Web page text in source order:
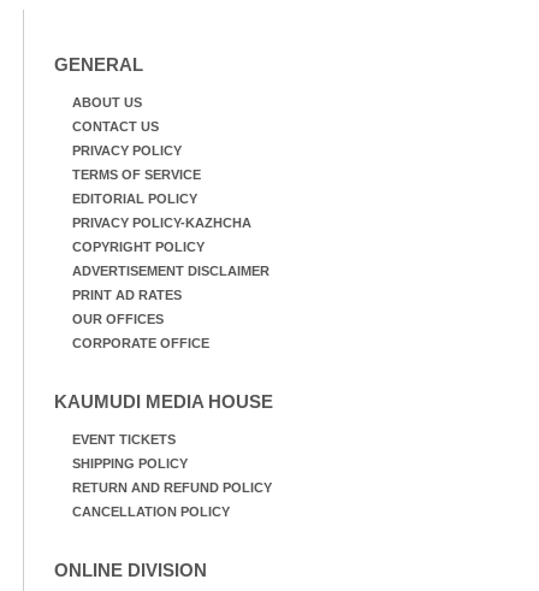
ജീവന് വേണ്ടിയായി ഓട്ടം.
വാത്തുരുത്തിയിൽ
GENERAL
ABOUT US
CONTACT US
PRIVACY POLICY
TERMS OF SERVICE
EDITORIAL POLICY
PRIVACY POLICY-KAZHCHA
COPYRIGHT POLICY
ADVERTISEMENT DISCLAIMER
PRINT AD RATES
OUR OFFICES
CORPORATE OFFICE
KAUMUDI MEDIA HOUSE
EVENT TICKETS
SHIPPING POLICY
RETURN AND REFUND POLICY
CANCELLATION POLICY
ONLINE DIVISION